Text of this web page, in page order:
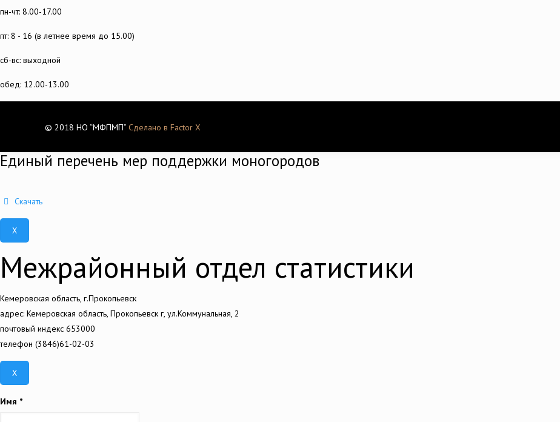
пн-чт: 8.00-17.00
пт: 8 - 16 (в летнее время до 15.00)
сб-вс: выходной
обед: 12.00-13.00
© 2018 НО “МФПМП”Сделано в Factor X
Единый перечень мер поддержки моногородов
Скачать
X
Межрайонный отдел статистики
Кемеровская область, г.Прокопьевск
адрес: Кемеровская область, Прокопьевск г, ул.Коммунальная, 2
почтовый индекс 653000
телефон (3846)61-02-03
X
Имя *